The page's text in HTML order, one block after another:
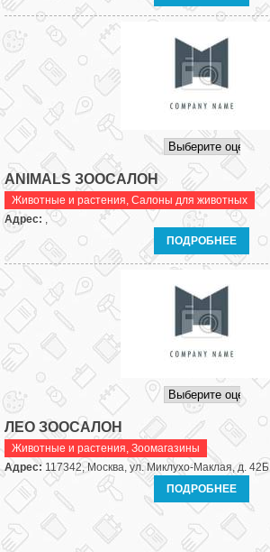
ANIMALS ЗООСАЛОН
Животные и растения, Салоны для животных
Адрес: ,
ПОДРОБНЕЕ
ЛЕО ЗООСАЛОН
Животные и растения, Зоомагазины
Адрес: 117342, Москва, ул. Миклухо-Маклая, д. 42Б
ПОДРОБНЕЕ